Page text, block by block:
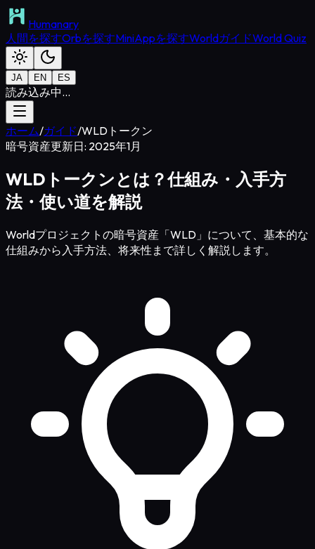
Humanary
人間を探すOrbを探すMiniAppを探すWorldガイドWorld Quiz
JA EN ES
読み込み中...
ホーム/ガイド/WLDトークン
暗号資産更新日: 2025年1月
WLDトークンとは？仕組み・入手方
法・使い道を解説
Worldプロジェクトの暗号資産「WLD」について、基本的な
仕組みから入手方法、将来性まで詳しく解説します。